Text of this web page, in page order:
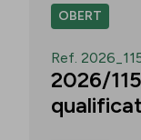
OBERT
Ref.
2026/